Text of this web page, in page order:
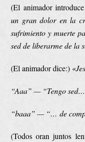
(El animador
un gran dolor en la
sufrimiento y muerte
sed de liberarme de la
(El animador dice:)
“Aaa” — “Tengo
“baaa” — “… de
(Todos oran juntos